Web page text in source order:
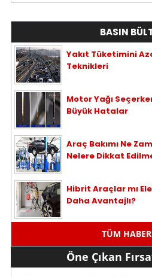
BASIN
Yakıt Tüketimini
Teknikleri
Motor Yağı
Büyük Hatalar
Araç Bakımı Ne
Nelere Dikkat
Hibrit Araçlar mı
Daha Avantajlı?
TÜM
Öne Çıkan